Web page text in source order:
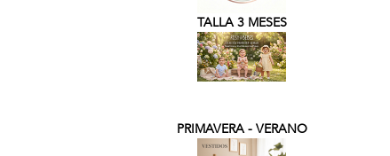
TALLA 3 MESES
PRIMAVERA - VERANO